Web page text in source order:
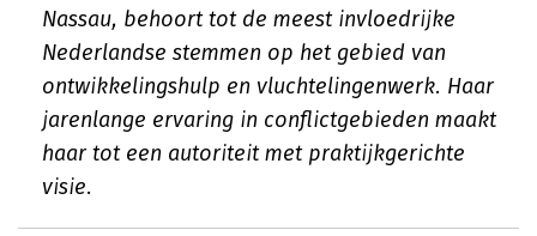
Nassau, behoort tot de meest invloedrijke
Nederlandse stemmen op het gebied van
ontwikkelingshulp en vluchtelingenwerk. Haar
jarenlange ervaring in conflictgebieden maakt
haar tot een autoriteit met praktijkgerichte
visie.